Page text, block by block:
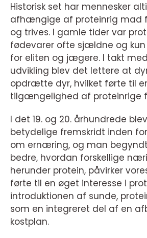
Historisk set har mennesker
afhængige af proteinrig mad
og trives. I gamle tider var
fødevarer ofte sjældne og
for eliten og jægere. I takt
udvikling blev det lettere at
opdrætte dyr, hvilket førte til
tilgængelighed af proteinrige
I det 19. og 20. århundrede
betydelige fremskridt inden
om ernæring, og man
bedre, hvordan forskellige
herunder protein, påvirker
førte til en øget interesse i
introduktionen af sunde,
som en integreret del af en
kostplan.